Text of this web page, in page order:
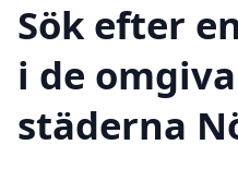
Sök efter
i de
städerna